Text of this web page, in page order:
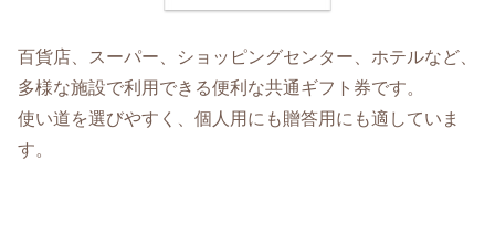
百貨店、スーパー、ショッピングセンター、ホテルなど、
多様な施設で利用できる便利な共通ギフト券です。
使い道を選びやすく、個人用にも贈答用にも適していま
す。